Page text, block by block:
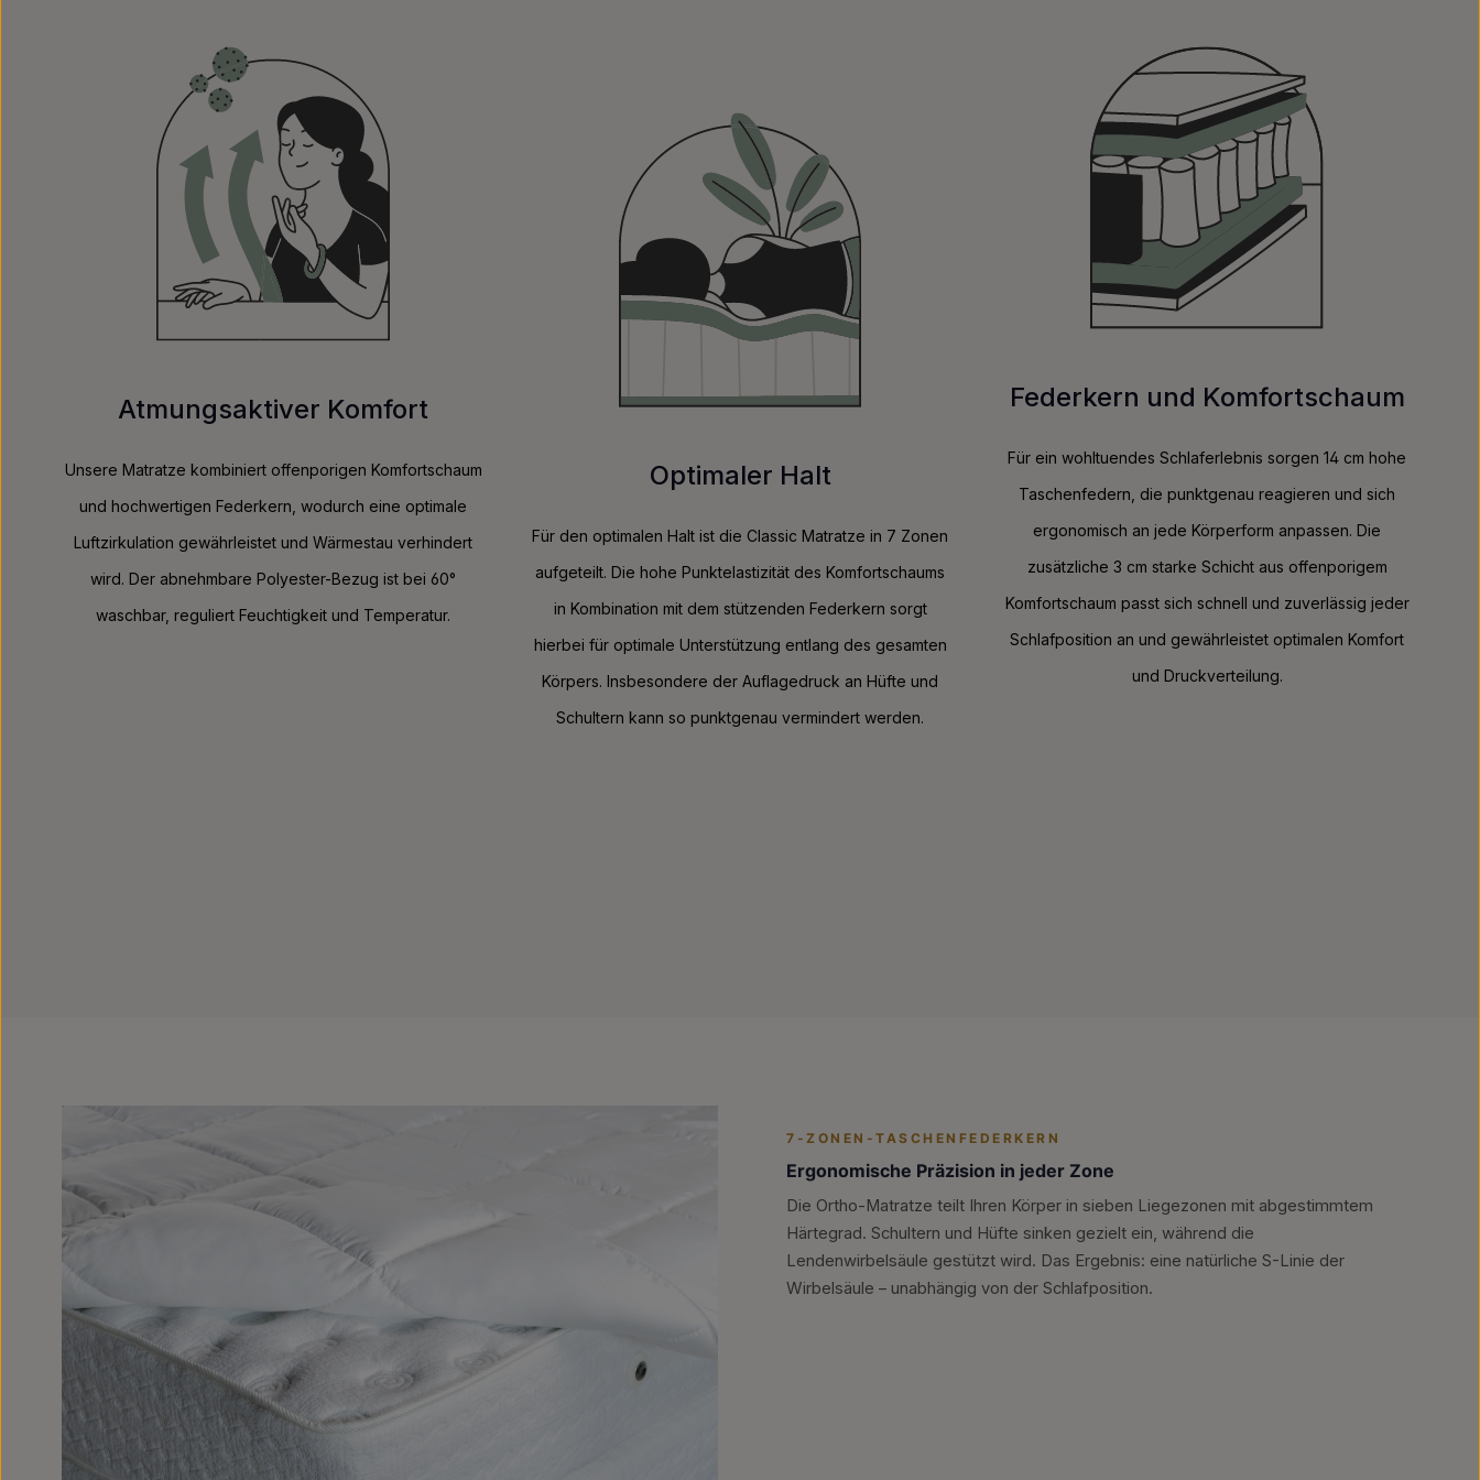
Atmungsaktiver Komfort
Unsere Matratze kombiniert offenporigen Komfortschaum
und hochwertigen Federkern, wodurch eine optimale
Luftzirkulation gewährleistet und Wärmestau verhindert
wird. Der abnehmbare Polyester-Bezug ist bei 60°
waschbar, reguliert Feuchtigkeit und Temperatur.
Optimaler Halt
Für den optimalen Halt ist die Classic Matratze in 7 Zonen
aufgeteilt. Die hohe Punktelastizität des Komfortschaums
in Kombination mit dem stützenden Federkern sorgt
hierbei für optimale Unterstützung entlang des gesamten
Körpers. Insbesondere der Auflagedruck an Hüfte und
Schultern kann so punktgenau vermindert werden.
Federkern und Komfortschaum
Für ein wohltuendes Schlaferlebnis sorgen 14 cm hohe
Taschenfedern, die punktgenau reagieren und sich
ergonomisch an jede Körperform anpassen. Die
zusätzliche 3 cm starke Schicht aus offenporigem
Komfortschaum passt sich schnell und zuverlässig jeder
Schlafposition an und gewährleistet optimalen Komfort
und Druckverteilung.
7-ZONEN-TASCHENFEDERKERN
Ergonomische Präzision in jeder Zone
Die Ortho-Matratze teilt Ihren Körper in sieben Liegezonen mit abgestimmtem
Härtegrad. Schultern und Hüfte sinken gezielt ein, während die
Lendenwirbelsäule gestützt wird. Das Ergebnis: eine natürliche S-Linie der
Wirbelsäule – unabhängig von der Schlafposition.